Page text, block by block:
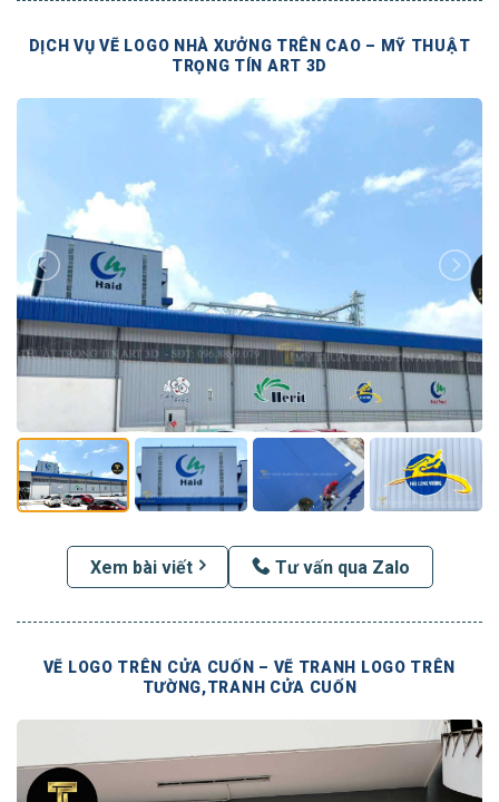
DỊCH VỤ VẼ LOGO NHÀ XƯỞNG TRÊN CAO – MỸ THUẬT
TRỌNG TÍN ART 3D
Xem bài viết Tư vấn qua Zalo
VẼ LOGO TRÊN CỬA CUỐN – VẼ TRANH LOGO TRÊN
TƯỜNG,TRANH CỬA CUỐN